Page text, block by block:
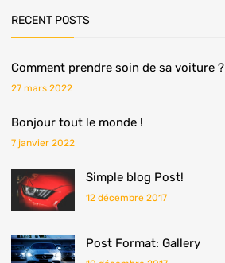
RECENT POSTS
Comment prendre soin de sa voiture ?
27 mars 2022
Bonjour tout le monde !
7 janvier 2022
Simple blog Post!
12 décembre 2017
Post Format: Gallery